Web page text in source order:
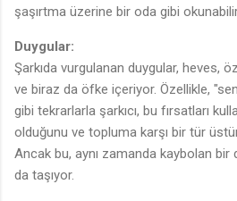
şaşırtma üzerine bir oda gibi
Duygular:
Şarkıda vurgulanan duygular, heves,
ve biraz da öfke içeriyor. Özellikle,
gibi tekrarlarla şarkıcı, bu fırsatları
olduğunu ve topluma karşı bir tür
Ancak bu, aynı zamanda kaybolan
da taşıyor.